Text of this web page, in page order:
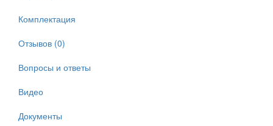
Комплектация
Отзывов (0)
Вопросы и ответы
Видео
Документы